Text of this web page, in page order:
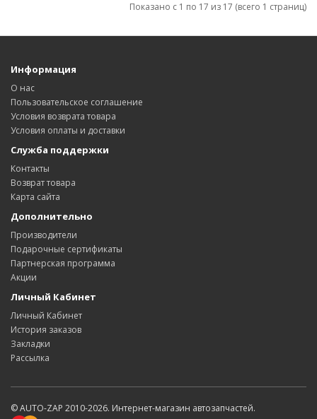
Показано с 1 по 17 из 17 (всего 1 страниц)
Информация
О нас
Пользовательское соглашение
Условия возврата товара
Условия оплаты и доставки
Служба поддержки
Контакты
Возврат товара
Карта сайта
Дополнительно
Производители
Подарочные сертификаты
Партнерская программа
Акции
Личный Кабинет
Личный Кабинет
История заказов
Закладки
Рассылка
© AUTO-ZAP 2010-2026. Интернет-магазин автозапчастей.